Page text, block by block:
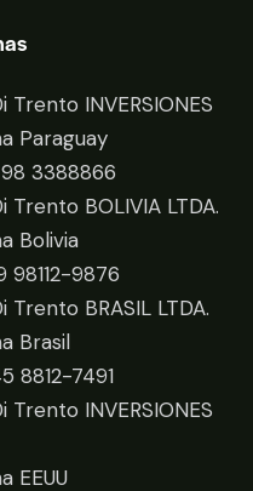
INVERSIONES
Paraguay
3388866
BOLIVIA LTDA.
Bolivia
98112-9876
BRASIL LTDA.
Brasil
8812-7491
INVERSIONES
EEUU